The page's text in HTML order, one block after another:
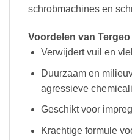
schrobmachines en
Voordelen van
Verwijdert vuil en
Duurzaam en
agressieve
Geschikt voor
Krachtige formule